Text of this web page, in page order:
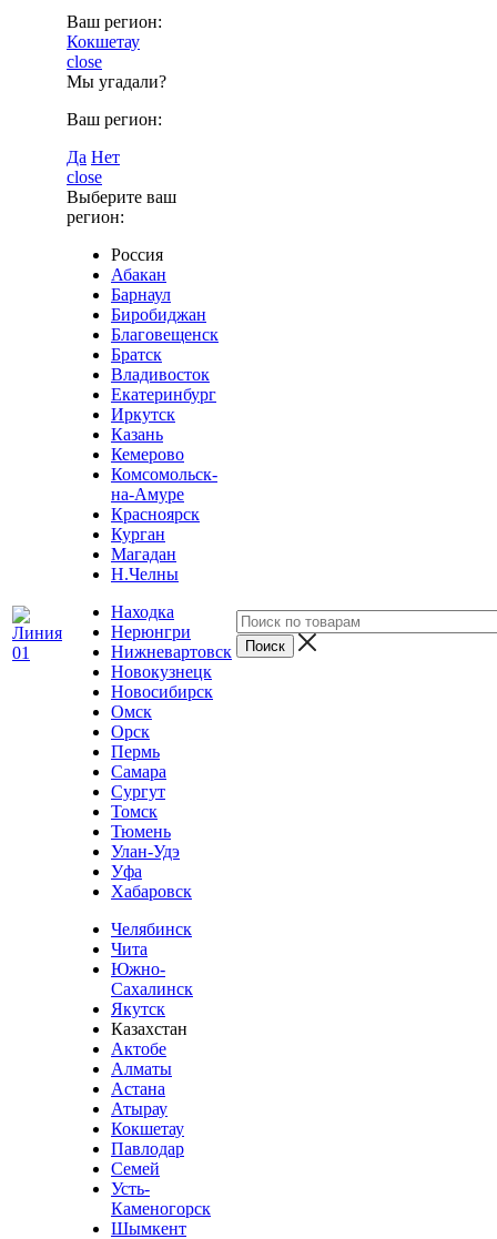
Ваш регион:
Кокшетау
close
Мы угадали?
Ваш регион:
Да Нет
close
Выберите ваш
регион:
Россия
Абакан
Барнаул
Биробиджан
Благовещенск
Братск
Владивосток
Екатеринбург
Иркутск
Казань
Кемерово
Комсомольск-
на-Амуре
Красноярск
Курган
Магадан
Н.Челны
Находка
Нерюнгри
Нижневартовск
Новокузнецк
Новосибирск
Омск
Орск
Пермь
Самара
Сургут
Томск
Тюмень
Улан-Удэ
Уфа
Хабаровск
Челябинск
Чита
Южно-
Сахалинск
Якутск
Казахстан
Актобе
Алматы
Астана
Атырау
Кокшетау
Павлодар
Семей
Усть-
Каменогорск
Шымкент